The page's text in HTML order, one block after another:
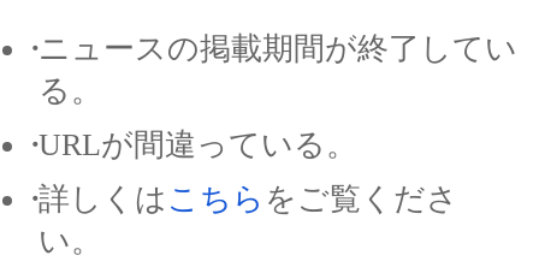
ニュースの掲載期間が終了してい
る。
URLが間違っている。
詳しくは こちら をご覧くださ
い。